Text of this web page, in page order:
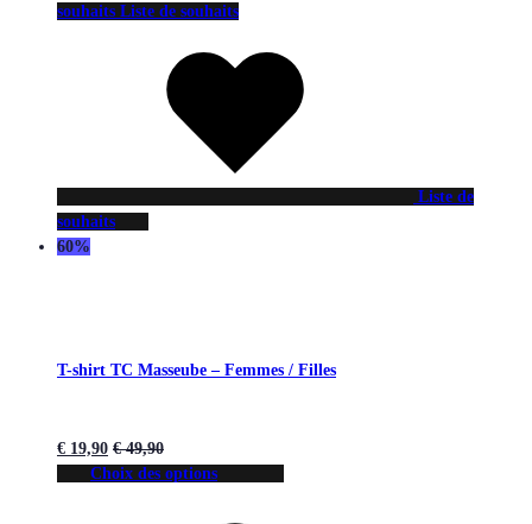
souhaits Liste de souhaits
Liste de
souhaits
60%
T-shirt TC Masseube – Femmes / Filles
€ 19,90 €49,90
Choix des options